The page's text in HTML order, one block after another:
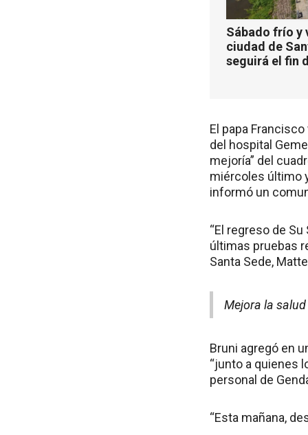
Sábado frío y
ciudad de
seguirá el fin
El papa
del hospital
mejoría” del
miércoles último
informó un
“El regreso de
últimas pruebas
Santa Sede,
Mejora la
Bruni agregó en
“junto a quienes
personal de
“Esta mañana,